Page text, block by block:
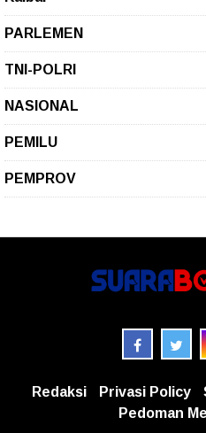
PARLEMEN
TNI-POLRI
NASIONAL
PEMILU
PEMPROV
Redaksi Privasi Policy
Pedoman